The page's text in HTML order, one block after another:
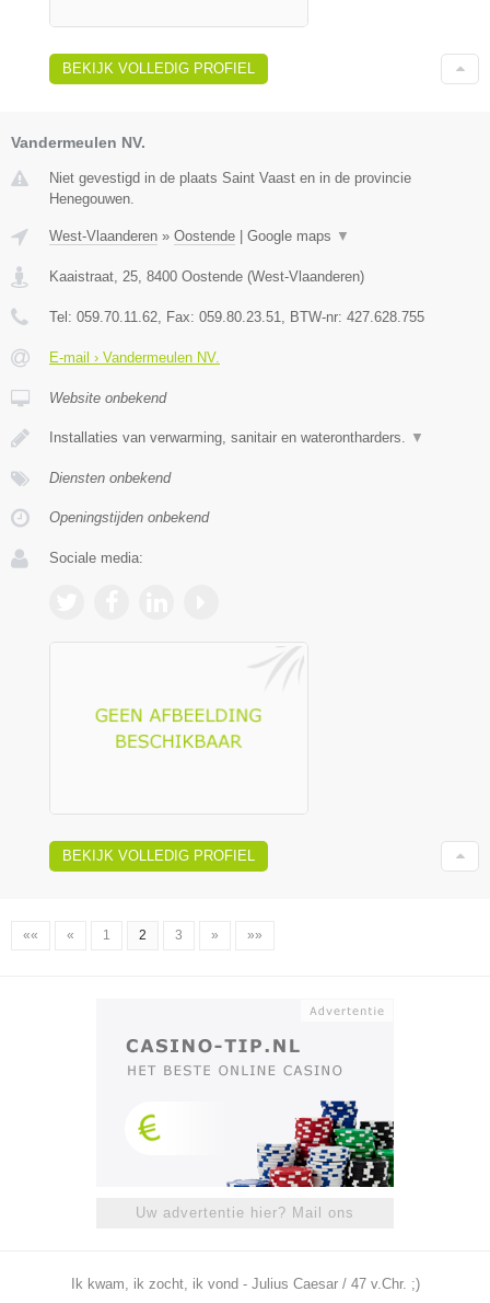
BEKIJK VOLLEDIG PROFIEL
Vandermeulen NV.
Niet gevestigd in de plaats Saint Vaast en in de provincie
Henegouwen.
West-Vlaanderen » Oostende Google maps ▼
Kaaistraat, 25 8400 Oostende (West-Vlaanderen)
Tel: 059.70.11.62 , Fax: 059.80.23.51 , BTW-nr: 427.628.755
E-mail › Vandermeulen NV.
Website onbekend
Installaties van verwarming, sanitair en waterontharders. ▼
Diensten onbekend
Openingstijden onbekend
Sociale media:
BEKIJK VOLLEDIG PROFIEL
«« « 1 2 3 » »»
Uw advertentie hier? Mail ons
Ik kwam, ik zocht, ik vond - Julius Caesar / 47 v.Chr. ;)